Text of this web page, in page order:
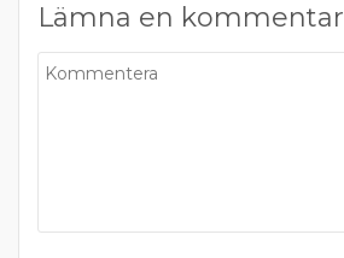
Lämna en kommentar